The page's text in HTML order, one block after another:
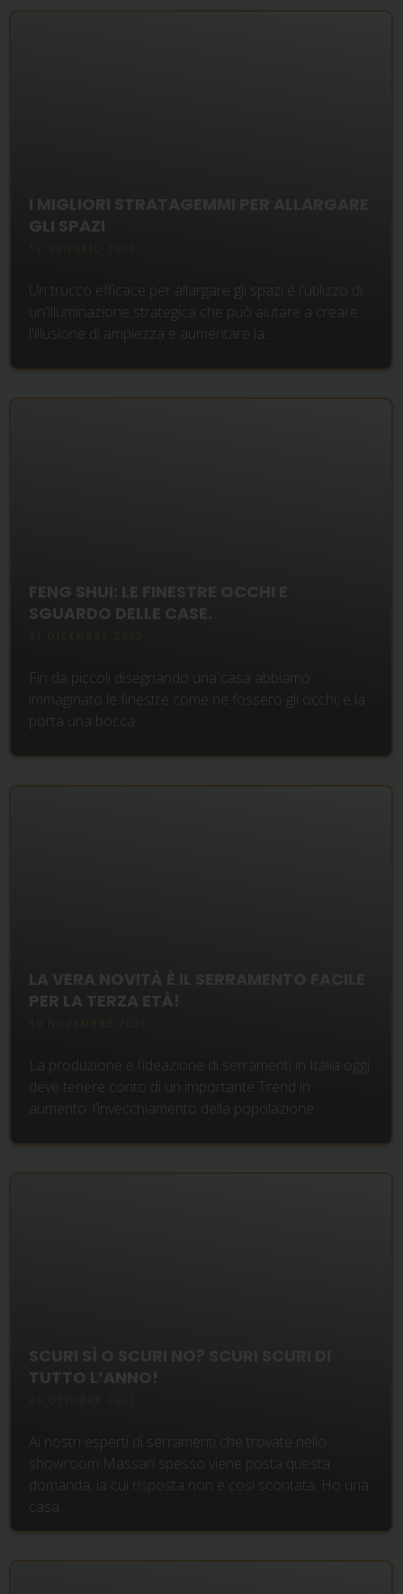
I MIGLIORI STRATAGEMMI PER ALLARGARE
GLI SPAZI
Un trucco efficace per allargare gli spazi è l'utilizzo di
un'illuminazione strategica che può aiutare a creare
l'illusione di ampiezza e aumentare la...
FENG SHUI: LE FINESTRE OCCHI E
SGUARDO DELLE CASE.
Fin da piccoli disegnando una casa abbiamo
immaginato le finestre come ne fossero gli occhi, e la
porta una bocca.
LA VERA NOVITÀ È IL SERRAMENTO FACILE
PER LA TERZA ETÀ!
La produzione e l’ideazione di serramenti in Italia oggi
deve tenere conto di un importante Trend in
aumento: l’invecchiamento della popolazione.
TUTTO L’ANNO!
Ai nostri esperti di serramenti che trovate nello
showroom Massari spesso viene posta questa
domanda, la cui risposta non è così scontata. Ho una
casa...